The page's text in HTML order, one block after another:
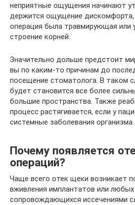
неприятные ощущения начинают
держится ощущение дискомфорта,
операция была травмирующая или
строение корней.
Значительно дольше предстоит
вы по каким-то причинам до
посещение стоматолога. В таком
будет становится все более
большие пространства. Также
процесс растягивается, если у
системные заболевания организма.
Почему появляется
операций?
Чаще всего отек щеки возникает
вживления имплантатов или
сопровождающихся иссечениями